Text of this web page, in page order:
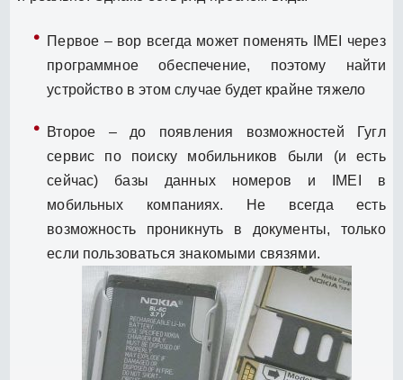
Первое – вор всегда может поменять IMEI через
программное обеспечение, поэтому найти
устройство в этом случае будет крайне тяжело
Второе – до появления возможностей Гугл
сервис по поиску мобильников были (и есть
сейчас) базы данных номеров и IMEI в
мобильных компаниях. Не всегда есть
возможность проникнуть в документы, только
если пользоваться знакомыми связями.